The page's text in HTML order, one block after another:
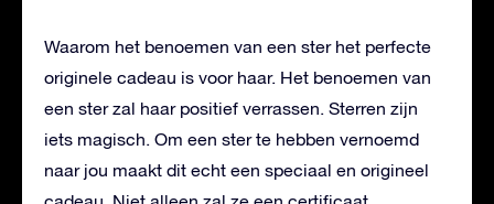
Waarom het benoemen van een ster het perfecte
originele cadeau is voor haar. Het benoemen van
een ster zal haar positief verrassen. Sterren zijn
iets magisch. Om een ster te hebben vernoemd
naar jou maakt dit echt een speciaal en origineel